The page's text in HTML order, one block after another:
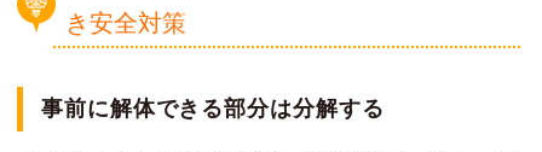
き安全対策
事前に解体できる部分は分解する